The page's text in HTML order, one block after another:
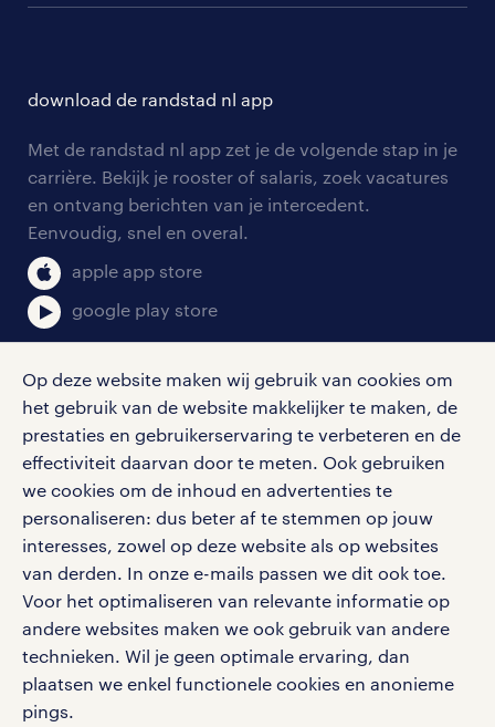
Op deze website maken wij gebruik van cookies om
het gebruik van de website makkelijker te maken, de
prestaties en gebruikerservaring te verbeteren en de
effectiviteit daarvan door te meten. Ook gebruiken
we cookies om de inhoud en advertenties te
personaliseren: dus beter af te stemmen op jouw
interesses, zowel op deze website als op websites
van derden. In onze e-mails passen we dit ook toe.
Voor het optimaliseren van relevante informatie op
andere websites maken we ook gebruik van andere
technieken. Wil je geen optimale ervaring, dan
plaatsen we enkel functionele cookies en anonieme
pings.
branches
tarieven
personeel gezocht
aanmelden nieuwsbrief
solliciteren
blogs en artikelen
salarischecker
bruto-netto calculator
onze vestigingen
pers
klachten en misstanden
download de randstad nl app
Met de randstad nl app zet je de volgende stap in je
carrière. Bekijk je rooster of salaris, zoek vacatures
en ontvang berichten van je intercedent.
Eenvoudig, snel en overal.
apple app store
google play store
social media
Volg ons voor de leukste content omtrent
vacatures, solliciteren en inspiratie.
werken bij randstad
gebruikersvoorwaarden
privacystatement
cookies